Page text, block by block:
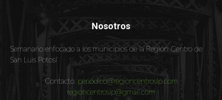
Nosotros
Semanario enfocado a los municipios de la Región Centro de
San Luis Potosí
Contacto: periodico@regioncentroslp.com
regioncentroslp@gmail.com